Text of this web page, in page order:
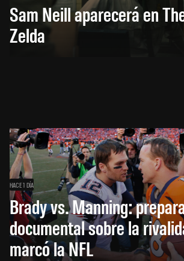
Sam Neill aparecerá en
Zelda
HACE 1 DÍA
Brady vs. Manning:
documental sobre la
marcó la NFL